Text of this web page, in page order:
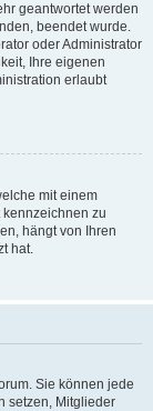
geantwortet werden
beendet wurde.
oder Administrator
Ihre eigenen
erlaubt
mit einem
zu
hängt von Ihren
hat.
Sie können jede
setzen, Mitglieder